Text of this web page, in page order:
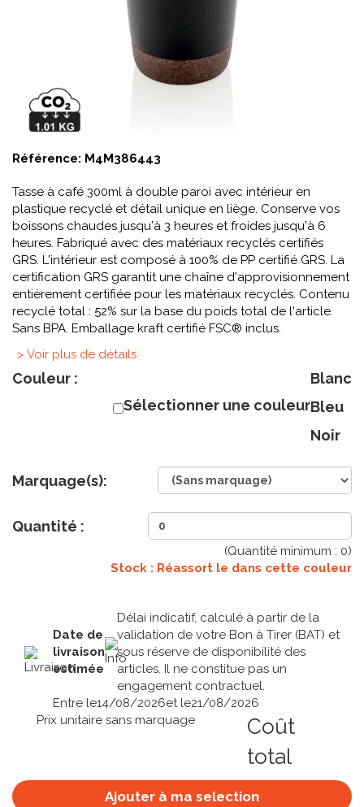
Référence: M4M386443
Tasse à café 300ml à double paroi avec intérieur en
plastique recyclé et détail unique en liège. Conserve vos
boissons chaudes jusqu'à 3 heures et froides jusqu'à 6
heures. Fabriqué avec des matériaux recyclés certifiés
GRS. L'intérieur est composé à 100% de PP certifié GRS. La
certification GRS garantit une chaîne d'approvisionnement
entièrement certifiée pour les matériaux recyclés. Contenu
recyclé total : 52% sur la base du poids total de l'article.
Sans BPA. Emballage kraft certifié FSC® inclus.
> Voir plus de détails
Couleur :
Sélectionner une couleur
Blanc
Bleu
Noir
Marquage(s):
Quantité :
(Quantité minimum : 0)
Stock : Réassort le dans cette couleur
Date de
livraison
estimée
Délai indicatif, calculé à partir de la
validation de votre Bon à Tirer (BAT) et
sous réserve de disponibilité des
articles. Il ne constitue pas un
engagement contractuel.
Entre le14/08/2026et le21/08/2026
Prix unitaire sans marquage
Coût
total
Ajouter à ma selection